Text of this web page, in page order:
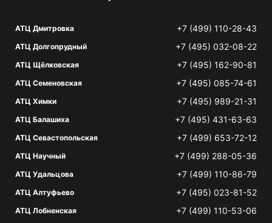
АТЦ Дмитровка +7 (499) 110-28-43
АТЦ Долгопрудный +7 (495) 032-08-22
АТЦ Щёлковская +7 (495) 162-90-81
АТЦ Семеновская +7 (495) 085-74-61
АТЦ Химки +7 (495) 989-21-31
АТЦ Балашиха +7 (495) 431-63-63
АТЦ Севастопольская +7 (499) 653-72-12
АТЦ Научный +7 (499) 288-05-36
АТЦ Удальцова +7 (499) 110-86-79
АТЦ Алтуфьево +7 (495) 023-81-52
АТЦ Лобненская +7 (499) 110-53-06